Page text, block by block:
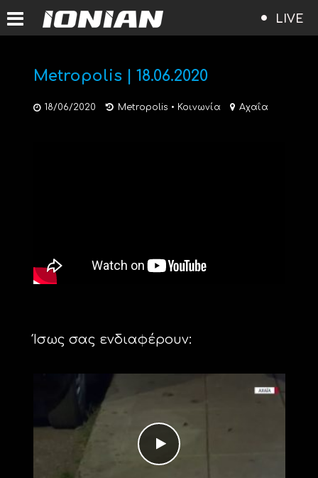
LIVE
Metropolis | 18.06.2020
18/06/2020 Metropolis • Κοινωνία Αχαΐα
Ίσως σας ενδιαφέρουν: